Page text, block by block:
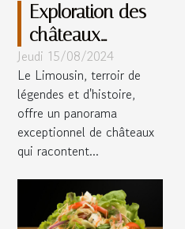
Exploration des
châteaux
historiques en
région Limousin
Jeudi 15/08/2024
Le Limousin, terroir de
légendes et d'histoire,
offre un panorama
exceptionnel de châteaux
qui racontent...